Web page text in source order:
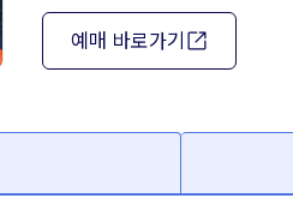
예매 바로가기